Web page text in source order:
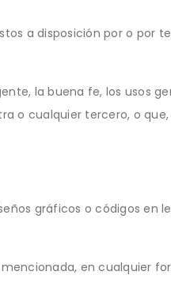
a disposición por o por
la buena fe, los usos
o cualquier tercero, o
gráficos o códigos en
en cualquier